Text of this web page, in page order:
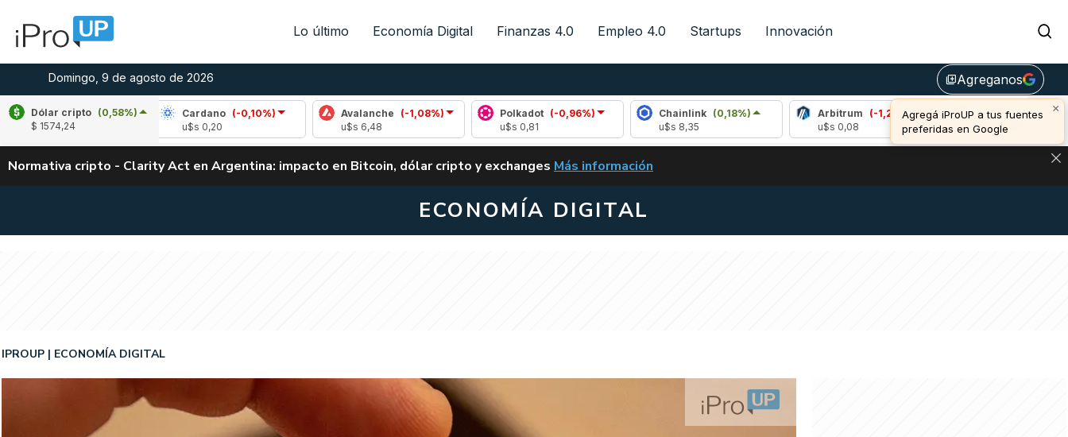
Lo último Economía Digital Finanzas 4.0 Empleo 4.0 Startups Innovación
Domingo, 9 de agosto de 2026 library_addAgreganos
×
Agregá iProUP a tus fuentes
preferidas en Google
Dólar cripto (0,58%)
$ 1574,24
(0,36%)
Cardano
(-0,10%)
Avalanche (-1,08%)
Polkadot
(-0,96%)
Chainlink
(0,18%)
Arbitrum
(-1,27%)
Bitcoin (-0,27%)
u$s 64.807,00
Normativa cripto - Clarity Act en Argentina: impacto en Bitcoin, dólar cripto y exchanges CLARITY ACT EN ARGENTINA: IMPACTO EN BITCOIN, DÓLAR CRIPTO Y EXCHANGES
Más información
ECONOMÍA DIGITAL
IPROUP ECONOMÍA DIGITAL